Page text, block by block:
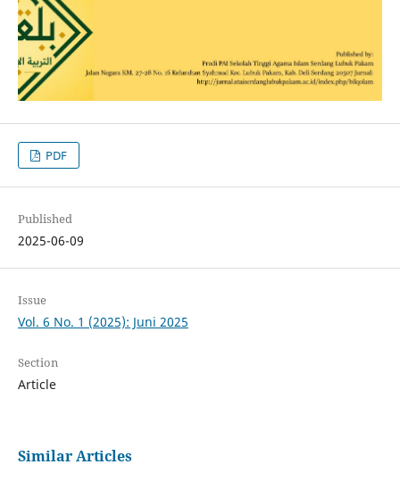
PDF
Published
2025-06-09
Issue
Vol. 6 No. 1 (2025): Juni 2025
Section
Article
Similar Articles